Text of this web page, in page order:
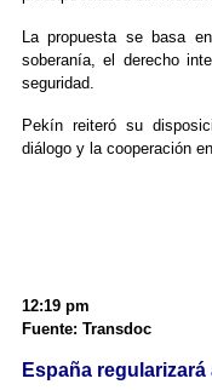
La propuesta se basa
soberanía, el derecho
seguridad.
Pekín reiteró su
diálogo y la cooperación
12:19 pm
Fuente: Transdoc
España